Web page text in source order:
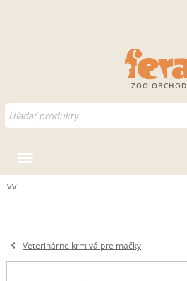
ZOO OBCHOD
vv
Veterinárne krmivá pre mačky